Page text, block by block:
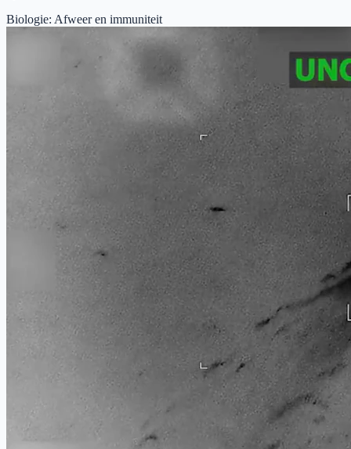
Biologie: Afweer en immuniteit